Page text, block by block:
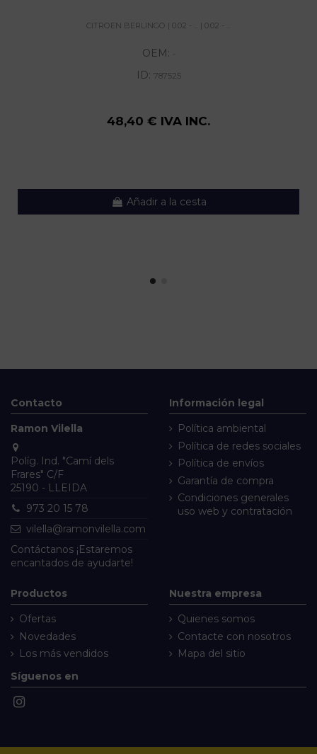
CITROEN BERLINGO | 0.02 - ... | 0.02 - ...
OEM: -
ID: 787525
48,40 € IVA INC.
Añadir a la cesta
Contacto
Ramon Vilella
Políg. Ind. "Camí dels
Frares" C/F
25190 - LLEIDA
973 20 15 78
vilella@ramonvilella.com
Contáctanos ¡Estaremos
encantados de ayudarte!
Información legal
Política ambiental
Política de redes sociales
Política de envíos
Garantía de compra
Condiciones generales
uso web y contratación
Productos
Ofertas
Novedades
Los más vendidos
Nuestra empresa
Quienes somos
Contacte con nosotros
Mapa del sitio
Síguenos en